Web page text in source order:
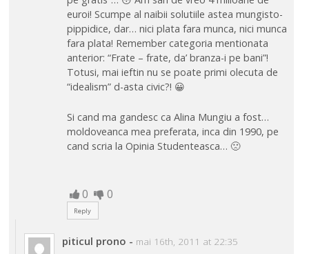
euroi! Scumpe al naibii solutiile astea mungisto-
pippidice, dar… nici plata fara munca, nici munca
fara plata! Remember categoria mentionata
anterior: “Frate – frate, da’ branza-i pe bani”!
Totusi, mai ieftin nu se poate primi olecuta de
“idealism” d-asta civic?! 😀
Si cand ma gandesc ca Alina Mungiu a fost…
moldoveanca mea preferata, inca din 1990, pe
cand scria la Opinia Studenteasca… 🙁
0 0
Reply
piticul prono - mai 16th, 2011 at 22:35